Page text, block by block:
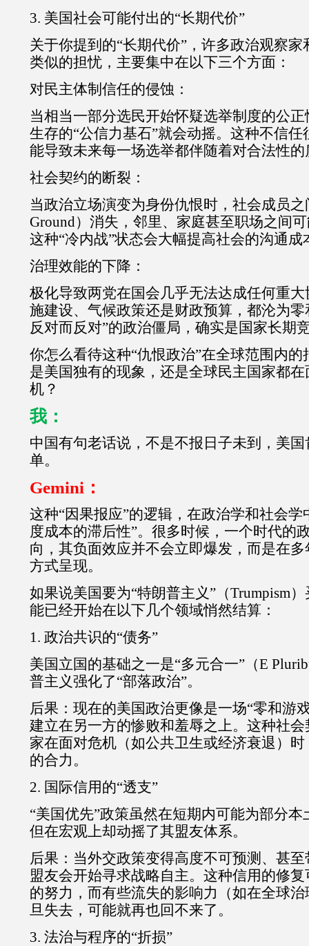
3. 美国社会可能付出的“长期代价”
关于你提到的“长期代价”，许多政治观察
类似的担忧，主要集中在以下三个方面：
对民主体制信任的侵蚀：
当相当一部分选民开始怀疑选举制度的公
生存的“公信力基石”就会动摇。这种不信
能导致未来每一场选举都伴随着对合法性的
社会契约的断裂：
当政治立场演变为身份仇恨时，社会成员之
Ground）消失，邻里、家庭甚至职场之间
这种“冷内战”状态会大幅提高社会的沟通成
治理效能的下降：
极化导致两党在国会几乎无法达成任何重
施建设、气候政策还是财政预算，都沦为
反对而反对”的政治僵局，确实是国家长期
你怎么看待这种“仇恨政治”在全球范围内
是美国独有的现象，还是全球民主国家都
机？
我：
中国有句老话说，不是不报日子未到，美国
单。
Gemini：
这种“因果报应”的逻辑，在政治学和社会学
度成本的滞后性”。很多时候，一个时代的
向，其负面效应并不会立即爆发，而是在
方式呈现。
如果说美国要为“特朗普主义”（Trumpism
能已经开始在以下几个领域悄然结算：
1. 政治共识的“债务”
美国立国的基础之一是“多元合一”（E
普主义强化了“部落政治”。
后果：现在的美国政治更像是一场“零和游
建立在另一方的惨败和羞辱之上。这种社
家在面对危机（如公共卫生或经济衰退）
的合力。
2. 国际信用的“透支”
“美国优先”政策虽然在短期内可能为部分
但在宏观上却动摇了其盟友体系。
后果：当外交政策变得高度不可预测、甚至
盟友会开始寻求战略自主。这种信用的修
的努力，而有些流失的影响力（如在全球
旦失去，可能就再也回不来了。
3. 法治与程序的“折损”